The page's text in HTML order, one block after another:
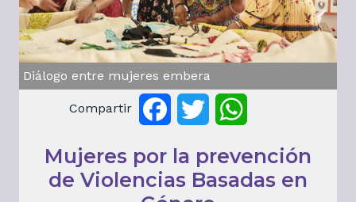
Diálogo entre mujeres embera
Compartir FacebookTwitter
Mujeres por la prevención
de Violencias Basadas en